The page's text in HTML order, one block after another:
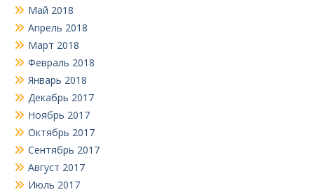
Май 2018
Апрель 2018
Март 2018
Февраль 2018
Январь 2018
Декабрь 2017
Ноябрь 2017
Октябрь 2017
Сентябрь 2017
Август 2017
Июль 2017